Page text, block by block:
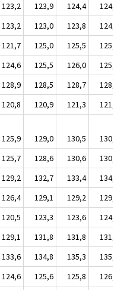
123,2 123,9 124,4
124,1
123,2 123,0 123,8
124,3
121,7 125,0 125,5
125,2
124,6 125,5 126,0
125,8
128,9 128,5 128,7
128,3
120,8 120,9 121,3
121,1
125,9 129,0 130,5
130,9
125,7 128,6 130,6
130,7
129,2 132,7 133,4
134,1
126,4 129,1 129,2
129,4
120,5 123,3 123,6
124,2
129,1 131,8 131,8
131,9
133,6 134,8 135,3
135,8
124,6 125,6 125,8
126,5